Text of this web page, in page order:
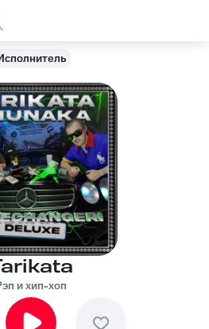
и хип-хоп